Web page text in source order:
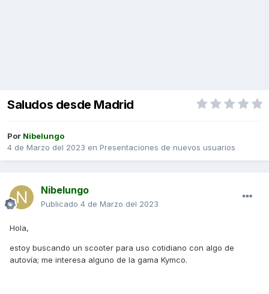
Saludos desde Madrid
Por Nibelungo
4 de Marzo del 2023 en Presentaciones de nuevos usuarios
Nibelungo
Publicado 4 de Marzo del 2023
Hola,
estoy buscando un scooter para uso cotidiano con algo de
autovía; me interesa alguno de la gama Kymco.